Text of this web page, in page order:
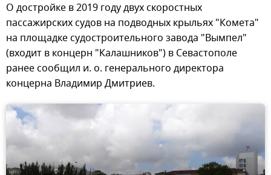
О достройке в 2019 году двух скоростных
пассажирских судов на подводных крыльях "Комета"
на площадке судостроительного завода "Вымпел"
(входит в концерн "Калашников") в Севастополе
ранее сообщил и. о. генерального директора
концерна Владимир Дмитриев.